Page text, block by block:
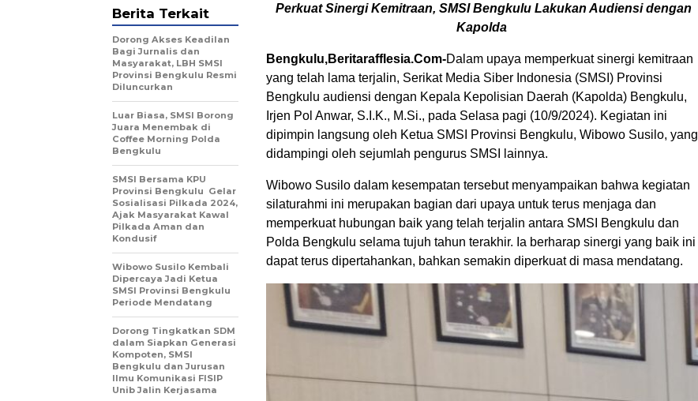
Perkuat Sinergi Kemitraan, SMSI Bengkulu Lakukan Audiensi dengan
Kapolda
Bengkulu,Beritarafflesia.Com-Dalam upaya memperkuat sinergi kemitraan
yang telah lama terjalin, Serikat Media Siber Indonesia (SMSI) Provinsi
Bengkulu audiensi dengan Kepala Kepolisian Daerah (Kapolda) Bengkulu,
Irjen Pol Anwar, S.I.K., M.Si., pada Selasa pagi (10/9/2024). Kegiatan ini
dipimpin langsung oleh Ketua SMSI Provinsi Bengkulu, Wibowo Susilo, yang
didampingi oleh sejumlah pengurus SMSI lainnya.
Wibowo Susilo dalam kesempatan tersebut menyampaikan bahwa kegiatan
silaturahmi ini merupakan bagian dari upaya untuk terus menjaga dan
memperkuat hubungan baik yang telah terjalin antara SMSI Bengkulu dan
Polda Bengkulu selama tujuh tahun terakhir. Ia berharap sinergi yang baik ini
dapat terus dipertahankan, bahkan semakin diperkuat di masa mendatang.
Berita Terkait
Dorong Akses Keadilan
Bagi Jurnalis dan
Masyarakat, LBH SMSI
Provinsi Bengkulu Resmi
Diluncurkan
Luar Biasa, SMSI Borong
Juara Menembak di
Coffee Morning Polda
Bengkulu
SMSI Bersama KPU
Provinsi Bengkulu Gelar
Sosialisasi Pilkada 2024,
Ajak Masyarakat Kawal
Pilkada Aman dan
Kondusif
Wibowo Susilo Kembali
Dipercaya Jadi Ketua
SMSI Provinsi Bengkulu
Periode Mendatang
Dorong Tingkatkan SDM
dalam Siapkan Generasi
Kompoten, SMSI
Bengkulu dan Jurusan
Ilmu Komunikasi FISIP
Unib Jalin Kerjasama